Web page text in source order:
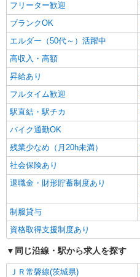
フリーター歓迎
ブランクOK
エルダー（50代～）活躍中
高収入・高額
昇給あり
フルタイム歓迎
駅直結・駅チカ
バイク通勤OK
残業少なめ（月20h未満）
社会保険あり
退職金・財形貯蓄制度あり
制服貸与
資格取得支援制度あり
同じ沿線・駅から求人を探す
ＪＲ常磐線(茨城県)